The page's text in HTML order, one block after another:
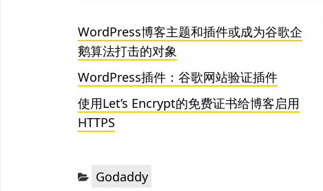
WordPress博客主题和插件或成为谷歌企
鹅算法打击的对象
WordPress插件：谷歌网站验证插件
使用Let’s Encrypt的免费证书给博客启用
HTTPS
分 Godaddy